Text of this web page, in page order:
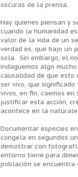
oscuras de la prensa.
Hay quienes piensan y
cuando la humanidad
valor de la vida de un
verdad es, que bajo un
sola. Sin embargo, el
indaguemos algo
causalidad de que esto
ser vivo, que
vivos, en fin, caemos
justificar esta acción,
acontece en la
Documentar especies
congela en segundos
demostrar con
entorno tiene para
población se encuentra